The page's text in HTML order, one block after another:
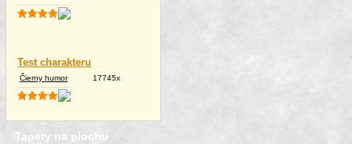
Test charakteru
Čierny humor 17745x
Tapety na plochu